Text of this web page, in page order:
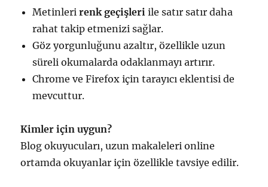
Metinlerirenk geçişleri ile satır satır daha
rahat takip etmenizi sağlar.
Göz yorgunluğunu azaltır, özellikle uzun
süreli okumalarda odaklanmayı artırır.
Chrome ve Firefox için tarayıcı eklentisi de
mevcuttur.
Kimler için uygun?
Blog okuyucuları, uzun makaleleri online
ortamda okuyanlar için özellikle tavsiye edilir.